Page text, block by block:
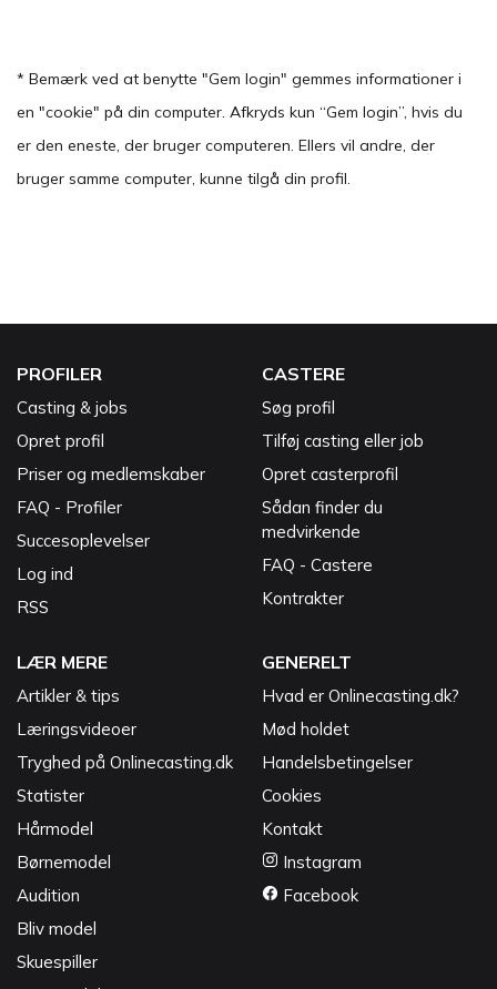
* Bemærk ved at benytte "Gem login" gemmes informationer i
en "cookie" på din computer. Afkryds kun “Gem login”, hvis du
er den eneste, der bruger computeren. Ellers vil andre, der
bruger samme computer, kunne tilgå din profil.
PROFILER
Casting & jobs
Opret profil
Priser og medlemskaber
FAQ - Profiler
Succesoplevelser
Log ind
RSS
CASTERE
Søg profil
Tilføj casting eller job
Opret casterprofil
Sådan finder du
medvirkende
FAQ - Castere
Kontrakter
LÆR MERE
Artikler & tips
Læringsvideoer
Tryghed på Onlinecasting.dk
Statister
Hårmodel
Børnemodel
Audition
Bliv model
Skuespiller
GENERELT
Hvad er Onlinecasting.dk?
Mød holdet
Handelsbetingelser
Cookies
Kontakt
Instagram
Facebook